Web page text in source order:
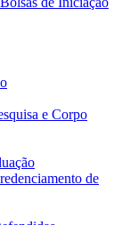
e Corpo
de